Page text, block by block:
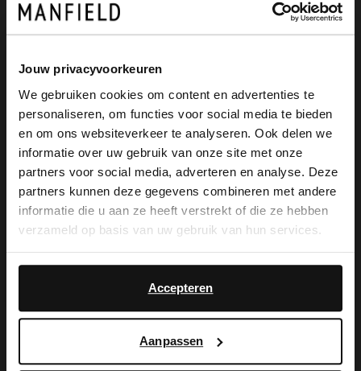
Jouw privacyvoorkeuren
We gebruiken cookies om content en advertenties te
personaliseren, om functies voor social media te bieden
en om ons websiteverkeer te analyseren. Ook delen we
informatie over uw gebruik van onze site met onze
partners voor social media, adverteren en analyse. Deze
partners kunnen deze gegevens combineren met andere
informatie die u aan ze heeft verstrekt of die ze hebben
verzameld op basis van uw gebruik van hun services.
Accepteren
Aanpassen
Produktbeschreibung
HINWEIS - Bei diesem Artikel handelt es
sich um eine Vorbestellung. Das
voraussichtliche Lieferdatum ist Ende
Dezember. Dunkelbraune Veloursleder-
haben einen 3 cm hohen Absatz. Bei
39 cm. Als Lederpflege empfehlen wir das
transparente Veloursleder-/Nubuk-Spray.
×
View this website in English?
It looks like your language isn't Dutch. Would
you like to switch to English?
English